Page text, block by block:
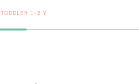
TODDLER 1-2 Y